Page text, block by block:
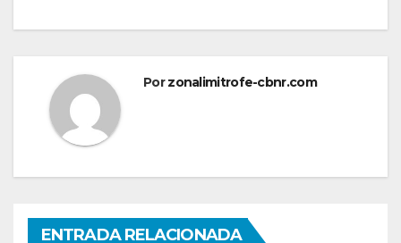
Porzonalimitrofe-cbnr.com
ENTRADA RELACIONADA